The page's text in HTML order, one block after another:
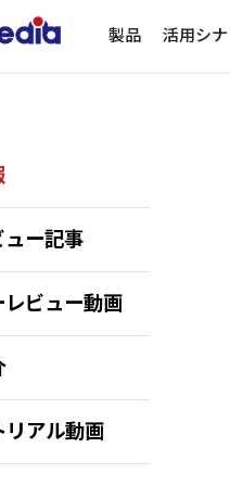
製品 活用シ
ュー記事
ビュー動画
リアル動画